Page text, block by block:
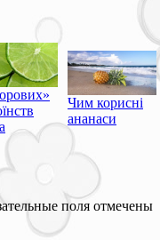
Чим корисні
ананаси
поля отмечены